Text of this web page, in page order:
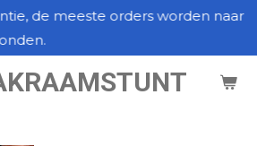
de meeste orders worden naar